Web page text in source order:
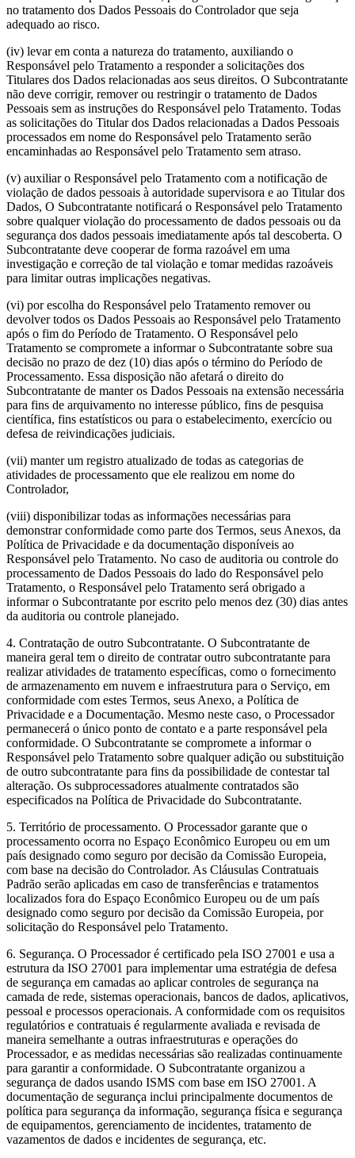
no tratamento dos Dados Pessoais do Controlador que seja
adequado ao risco.
(iv) levar em conta a natureza do tratamento, auxiliando o
Responsável pelo Tratamento a responder a solicitações dos
Titulares dos Dados relacionadas aos seus direitos. O Subcontratante
não deve corrigir, remover ou restringir o tratamento de Dados
Pessoais sem as instruções do Responsável pelo Tratamento. Todas
as solicitações do Titular dos Dados relacionadas a Dados Pessoais
processados em nome do Responsável pelo Tratamento serão
encaminhadas ao Responsável pelo Tratamento sem atraso.
(v) auxiliar o Responsável pelo Tratamento com a notificação de
violação de dados pessoais à autoridade supervisora e ao Titular dos
Dados, O Subcontratante notificará o Responsável pelo Tratamento
sobre qualquer violação do processamento de dados pessoais ou da
segurança dos dados pessoais imediatamente após tal descoberta. O
Subcontratante deve cooperar de forma razoável em uma
investigação e correção de tal violação e tomar medidas razoáveis
para limitar outras implicações negativas.
(vi) por escolha do Responsável pelo Tratamento remover ou
devolver todos os Dados Pessoais ao Responsável pelo Tratamento
após o fim do Período de Tratamento. O Responsável pelo
Tratamento se compromete a informar o Subcontratante sobre sua
decisão no prazo de dez (10) dias após o término do Período de
Processamento. Essa disposição não afetará o direito do
Subcontratante de manter os Dados Pessoais na extensão necessária
para fins de arquivamento no interesse público, fins de pesquisa
científica, fins estatísticos ou para o estabelecimento, exercício ou
defesa de reivindicações judiciais.
(vii) manter um registro atualizado de todas as categorias de
atividades de processamento que ele realizou em nome do
Controlador,
(viii) disponibilizar todas as informações necessárias para
demonstrar conformidade como parte dos Termos, seus Anexos, da
Política de Privacidade e da documentação disponíveis ao
Responsável pelo Tratamento. No caso de auditoria ou controle do
processamento de Dados Pessoais do lado do Responsável pelo
Tratamento, o Responsável pelo Tratamento será obrigado a
informar o Subcontratante por escrito pelo menos dez (30) dias antes
da auditoria ou controle planejado.
4. Contratação de outro Subcontratante. O Subcontratante de
maneira geral tem o direito de contratar outro subcontratante para
realizar atividades de tratamento específicas, como o fornecimento
de armazenamento em nuvem e infraestrutura para o Serviço, em
conformidade com estes Termos, seus Anexo, a Política de
Privacidade e a Documentação. Mesmo neste caso, o Processador
permanecerá o único ponto de contato e a parte responsável pela
conformidade. O Subcontratante se compromete a informar o
Responsável pelo Tratamento sobre qualquer adição ou substituição
de outro subcontratante para fins da possibilidade de contestar tal
alteração. Os subprocessadores atualmente contratados são
especificados na Política de Privacidade do Subcontratante.
5. Território de processamento. O Processador garante que o
processamento ocorra no Espaço Econômico Europeu ou em um
país designado como seguro por decisão da Comissão Europeia,
com base na decisão do Controlador. As Cláusulas Contratuais
Padrão serão aplicadas em caso de transferências e tratamentos
localizados fora do Espaço Econômico Europeu ou de um país
designado como seguro por decisão da Comissão Europeia, por
solicitação do Responsável pelo Tratamento.
6. Segurança. O Processador é certificado pela ISO 27001 e usa a
estrutura da ISO 27001 para implementar uma estratégia de defesa
de segurança em camadas ao aplicar controles de segurança na
camada de rede, sistemas operacionais, bancos de dados, aplicativos,
pessoal e processos operacionais. A conformidade com os requisitos
regulatórios e contratuais é regularmente avaliada e revisada de
maneira semelhante a outras infraestruturas e operações do
Processador, e as medidas necessárias são realizadas continuamente
para garantir a conformidade. O Subcontratante organizou a
segurança de dados usando ISMS com base em ISO 27001. A
documentação de segurança inclui principalmente documentos de
política para segurança da informação, segurança física e segurança
de equipamentos, gerenciamento de incidentes, tratamento de
vazamentos de dados e incidentes de segurança, etc.